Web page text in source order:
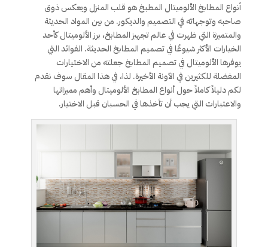
أنواع المطابخ الألوميتال المطبخ هو قلب المنزل ويعكس ذوق
صاحبه وتوجهاته في التصميم والديكور. من بين المواد الحديثة
والمتميزة التي ظهرت في عالم تجهيز المطابخ، برز الألوميتال كأحد
الخيارات الأكثر شيوعًا في تصميم المطابخ الحديثة. الفوائد التي
يوفرها الألوميتال في تصميم المطابخ جعلته من الاختيارات
المفضلة للكثيرين في الآونة الأخيرة. لذا، في هذا المقال سوف نقدم
لكم دليلاً كاملاً حول أنواع المطابخ الألوميتال وأهم مميزاتها
والاعتبارات التي يجب أن تأخذها في الحسبان قبل الاختيار.